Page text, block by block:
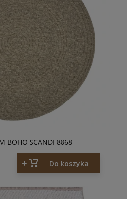
BOHO SCANDI 8868
Do koszyka